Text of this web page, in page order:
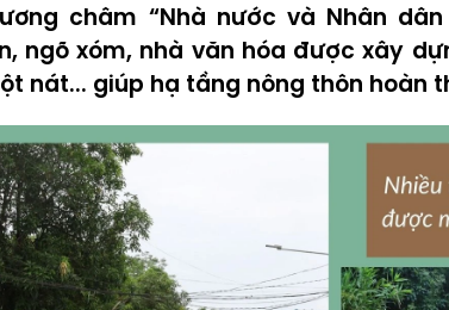
châm “Nhà nước và Nhân
ngõ xóm, nhà văn hóa được xây
nát... giúp hạ tầng nông thôn hoàn